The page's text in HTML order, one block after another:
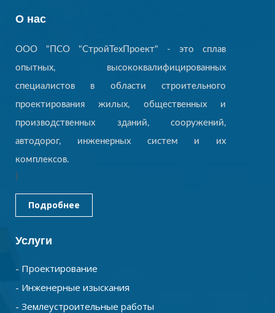
О нас
ООО "ПСО "СтройТехПроект" - это сплав
опытных, высококвалифицированных
специалистов в области строительного
проектирования жилых, общественных и
производственных зданий, сооружений,
автодорог, инженерных систем и их
комплексов.
}
Подробнее
Услуги
- Проектирование
- Инженерные изыскания
- Землеустроительные работы